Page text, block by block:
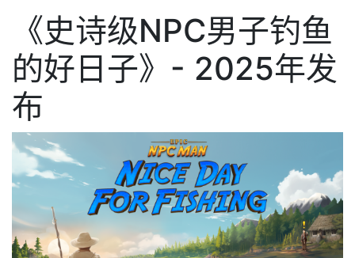
《史诗级NPC男子钓鱼
的好日子》- 2025年发
布